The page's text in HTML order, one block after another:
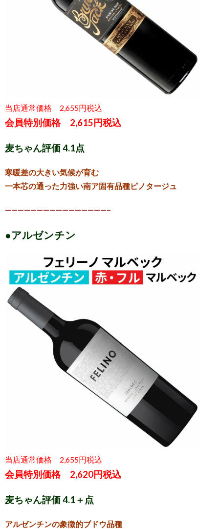
当店通常価格 2,655円税込
会員特別価格 2,615円税込
麦ちゃん評価 4.1点
寒暖差の大きい気候が育む
一本芯の通った力強い南ア固有品種ピノタージュ
————————————————–
●アルゼンチン
当店通常価格 2,655円税込
会員特別価格 2,620円税込
麦ちゃん評価 4.1＋点
アルゼンチンの象徴的ブドウ品種